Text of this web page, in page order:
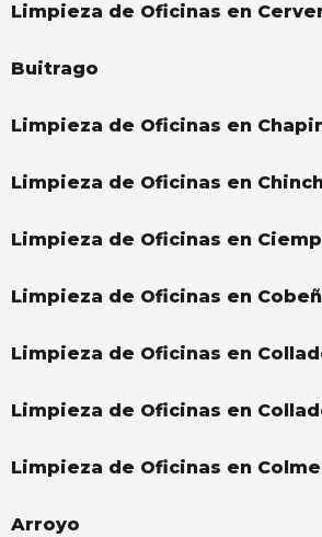
Limpieza de Oficinas en
Buitrago
Limpieza de Oficinas en
Limpieza de Oficinas en
Limpieza de Oficinas en
Limpieza de Oficinas en
Limpieza de Oficinas en
Limpieza de Oficinas en
Limpieza de Oficinas en
Arroyo